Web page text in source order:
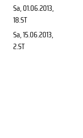
Sa, 01.06.2013,
18.ST
Sa, 15.06.2013,
2.ST